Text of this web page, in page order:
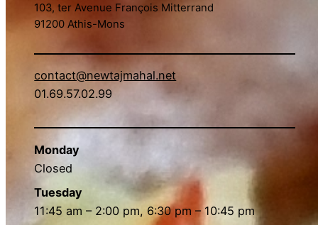
103, ter Avenue François Mitterrand
91200 Athis-Mons
contact@newtajmahal.net
01.69.57.02.99
Monday
Closed
Tuesday
11:45 am – 2:00 pm, 6:30 pm – 10:45 pm